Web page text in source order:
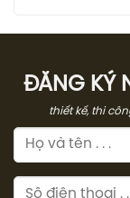
ĐĂNG KÝ
thiết kế, thi